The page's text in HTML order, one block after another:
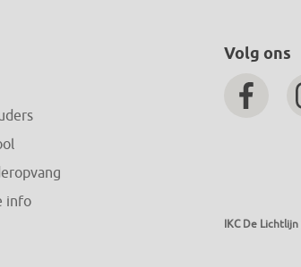
info
Volg ons
IKC De Lichtlijn